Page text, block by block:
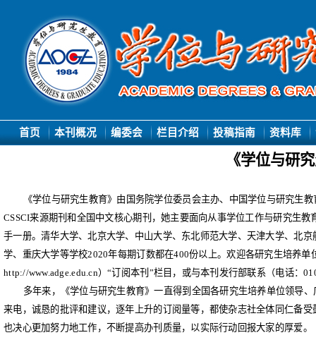
首页 本刊概况 编委会 栏目介绍 投稿指南 资料库
《学位与研
《学位与研究生教育》由国务院学位委员会主办、中国学位与研究生
CSSCI来源期刊和全国中文核心期刊，她主要面向从事学位工作与研究生
手一册。清华大学、北京大学、中山大学、东北师范大学、天津大学、北
学、重庆大学等学校2020年每期订数都在400份以上。欢迎各研究生培养单
http://www.adge.edu.cn）“订阅本刊 ”栏目，或与本刊发行部联系（电话：
多年来，《学位与研究生教育》一直得到全国各研究生培养单位领导
来电，诚恳的批评和建议，逐年上升的订阅量等，都使杂志社全体同仁备
也决心更加努力地工作，不断提高办刊质量，以实际行动回报大家的厚爱。